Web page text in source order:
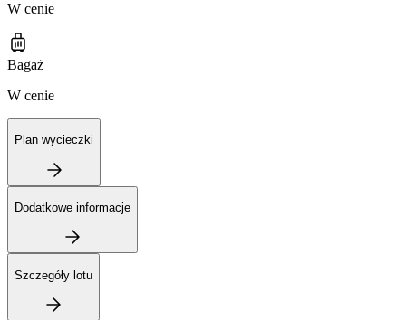
W cenie
Bagaż
W cenie
Plan wycieczki
Dodatkowe informacje
Szczegóły lotu